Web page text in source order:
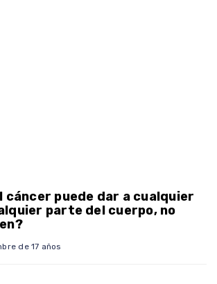
cáncer puede dar a cualquier
parte del cuerpo, no
de 17 años